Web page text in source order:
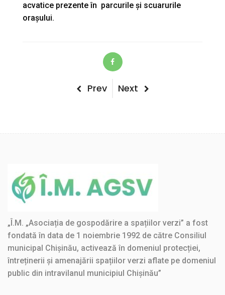
acvatice prezente în parcurile și scuarurile
orașului.
Previous
Prev
Next
Next
„Î.M. „Asociația de gospodărire a spațiilor verzi” a fost
fondată în data de 1 noiembrie 1992 de către Consiliul
municipal Chișinău, activează în domeniul protecției,
întreținerii și amenajării spațiilor verzi aflate pe domeniul
public din intravilanul municipiul Chișinău”